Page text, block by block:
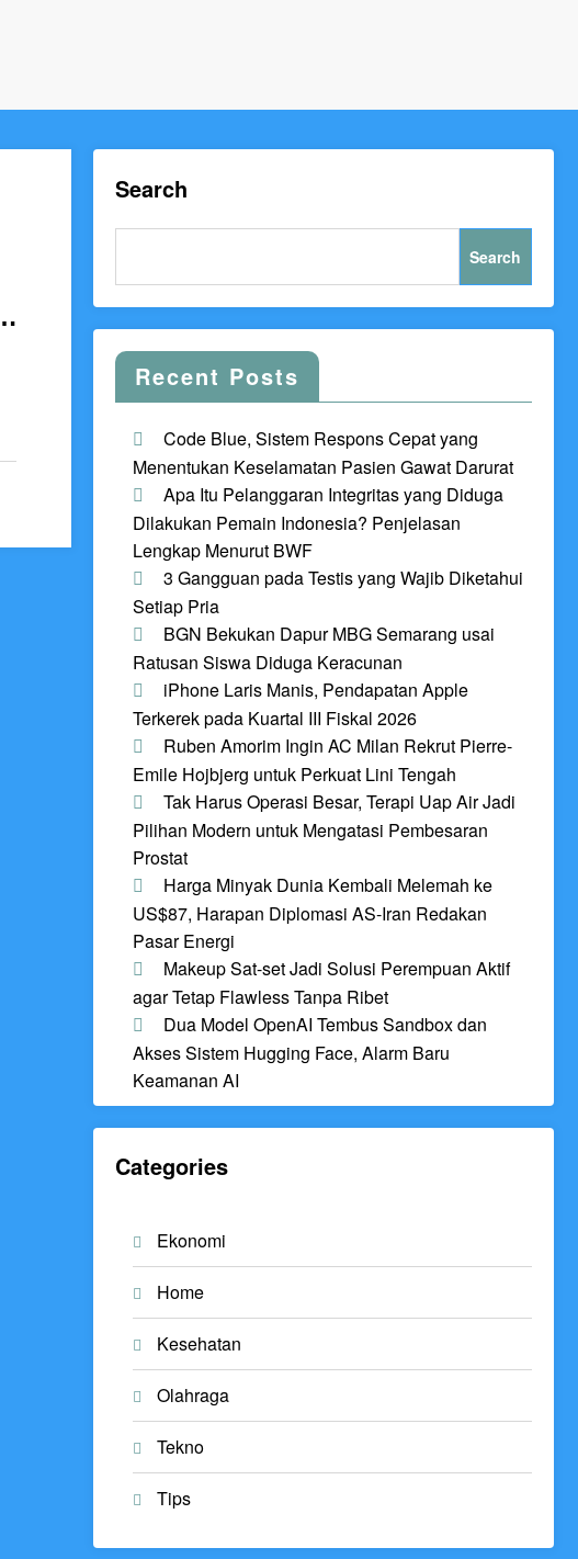
Search
Search
Recent Posts
Code Blue, Sistem Respons Cepat yang
Menentukan Keselamatan Pasien Gawat Darurat
Apa Itu Pelanggaran Integritas yang Diduga
Dilakukan Pemain Indonesia? Penjelasan
Lengkap Menurut BWF
3 Gangguan pada Testis yang Wajib Diketahui
Setiap Pria
BGN Bekukan Dapur MBG Semarang usai
Ratusan Siswa Diduga Keracunan
iPhone Laris Manis, Pendapatan Apple
Terkerek pada Kuartal III Fiskal 2026
Ruben Amorim Ingin AC Milan Rekrut Pierre-
Emile Hojbjerg untuk Perkuat Lini Tengah
Tak Harus Operasi Besar, Terapi Uap Air Jadi
Pilihan Modern untuk Mengatasi Pembesaran
Prostat
Harga Minyak Dunia Kembali Melemah ke
US$87, Harapan Diplomasi AS-Iran Redakan
Pasar Energi
Makeup Sat-set Jadi Solusi Perempuan Aktif
agar Tetap Flawless Tanpa Ribet
Dua Model OpenAI Tembus Sandbox dan
Akses Sistem Hugging Face, Alarm Baru
Keamanan AI
Categories
Ekonomi
Home
Kesehatan
Olahraga
Tekno
Tips